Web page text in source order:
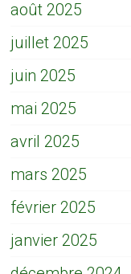
août 2025
juillet 2025
juin 2025
mai 2025
avril 2025
mars 2025
février 2025
janvier 2025